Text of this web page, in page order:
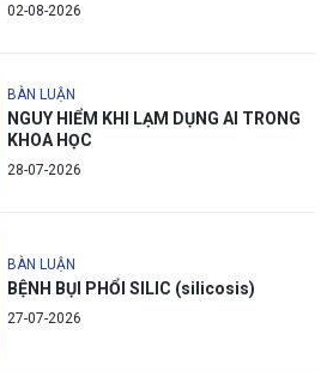
02-08-2026
BÀN LUẬN
NGUY HIỂM KHI LẠM DỤNG AI TRONG
KHOA HỌC
28-07-2026
BÀN LUẬN
BỆNH BỤI PHỔI SILIC (silicosis)
27-07-2026